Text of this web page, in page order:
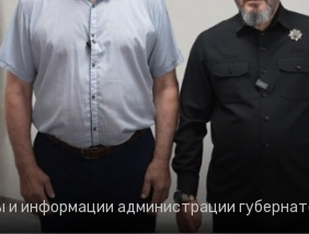
информации администрации